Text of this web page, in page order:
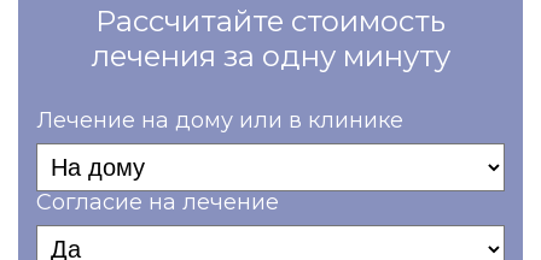
Рассчитайте стоимость
лечения за одну минуту
Лечение на дому или в клинике
Согласие на лечение